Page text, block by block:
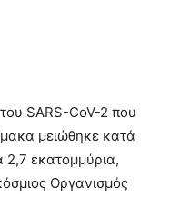
SARS-CoV-2 που
μειώθηκε κατά
2,7 εκατομμύρια,
Οργανισμός